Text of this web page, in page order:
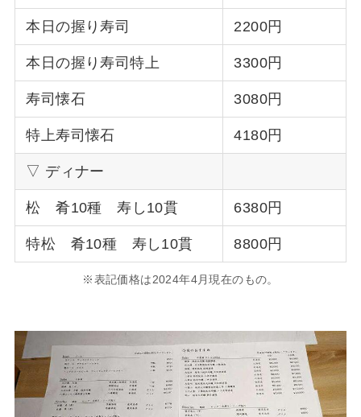
本日の握り寿司 2200円
本日の握り寿司特上 3300円
寿司懐石 3080円
特上寿司懐石 4180円
▽ ディナー
松 肴10種 寿し10貫 6380円
特松 肴10種 寿し10貫 8800円
※表記価格は2024年4月現在のもの。